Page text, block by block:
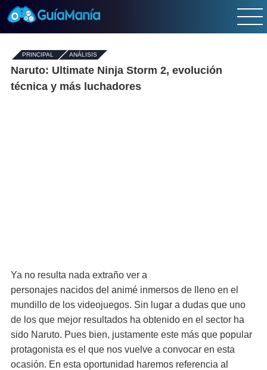
PRINCIPAL - ANÁLISIS
Naruto: Ultimate Ninja Storm 2, evolución
técnica y más luchadores
Ya no resulta nada extraño ver a
personajes nacidos del animé inmersos de lleno en el
mundillo de los videojuegos. Sin lugar a dudas que uno
de los que mejor resultados ha obtenido en el sector ha
sido Naruto. Pues bien, justamente este más que popular
protagonista es el que nos vuelve a convocar en esta
ocasión. En esta oportunidad haremos referencia al